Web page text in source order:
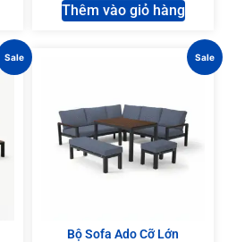
Thêm vào giỏ hàng
Sale Sale
Bộ Sofa Ado Cỡ Lớn